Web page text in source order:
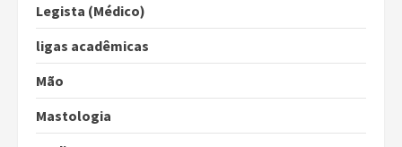
Legista (Médico)
ligas acadêmicas
Mão
Mastologia